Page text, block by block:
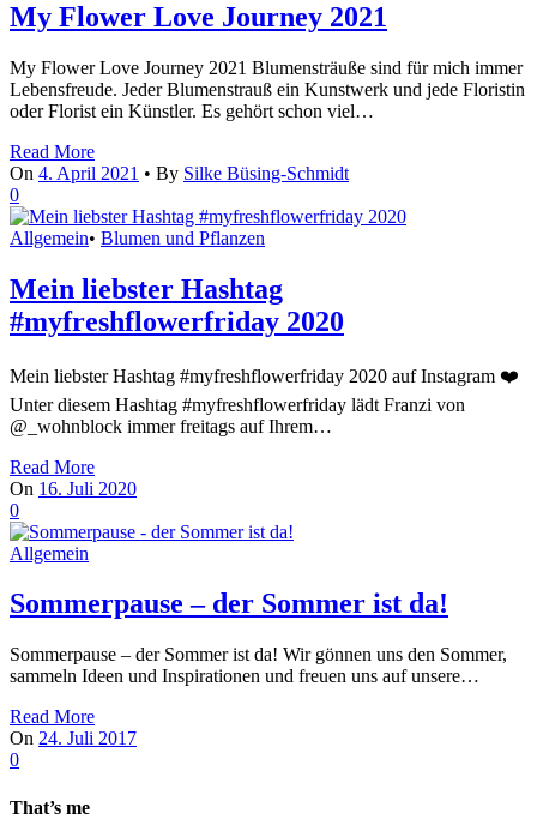
My Flower Love Journey 2021
My Flower Love Journey 2021 Blumensträuße sind für mich immer
Lebensfreude. Jeder Blumenstrauß ein Kunstwerk und jede Floristin
oder Florist ein Künstler. Es gehört schon viel…
Read More
On 4. April 2021 • By Silke Büsing-Schmidt
0
Allgemein• Blumen und Pflanzen
Mein liebster Hashtag
#myfreshflowerfriday 2020
Mein liebster Hashtag #myfreshflowerfriday 2020 auf Instagram ❤️
Unter diesem Hashtag #myfreshflowerfriday lädt Franzi von
@_wohnblock immer freitags auf Ihrem…
Read More
On 16. Juli 2020
0
Allgemein
Sommerpause – der Sommer ist da!
Sommerpause – der Sommer ist da! Wir gönnen uns den Sommer,
sammeln Ideen und Inspirationen und freuen uns auf unsere…
Read More
On 24. Juli 2017
0
That’s me